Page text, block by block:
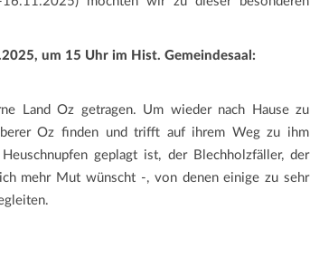
um 15 Uhr im Hist. Gemeindesaal:
Land Oz getragen. Um wieder nach Hause zu
Oz finden und trifft auf ihrem Weg zu ihm
geplagt ist, der Blechholzfäller, der
mehr Mut wünscht -, von denen einige zu sehr